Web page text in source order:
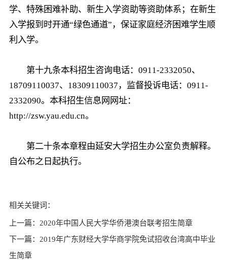
学、特殊困难补助、新生入学资助等资助体系；在新生
入学报到时开通“绿色通道”，保证家庭经济困难学生顺
利入学。
第十九条本科招生咨询电话：0911-2332050、
18709110037、18309110037，监督投诉电话：0911-
2332090。本科招生信息网网址：
http://zsw.yau.edu.cn。
第二十条本章程由延安大学招生办公室负责解释。
自公布之日起执行。
相关关键词：
上一篇： 2020年中国人民大学华侨港澳台联考招生简章
下一篇： 2019年广东财经大学华商学院免试招收台湾高中毕业
生简章